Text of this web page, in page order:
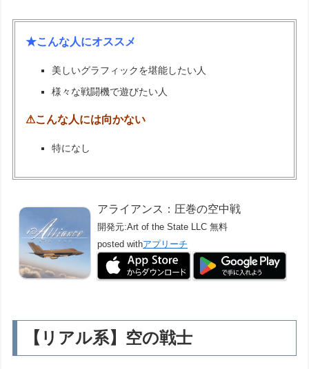
★こんな人にオススメ
美しいグラフィックを堪能したい人
様々な戦闘機で遊びたい人
⚠こんな人には向かない
特になし
アライアンス：圧巻の空中戦
開発元:Art of the State LLC 無料
posted withアプリーチ
【リアル系】空の戦士